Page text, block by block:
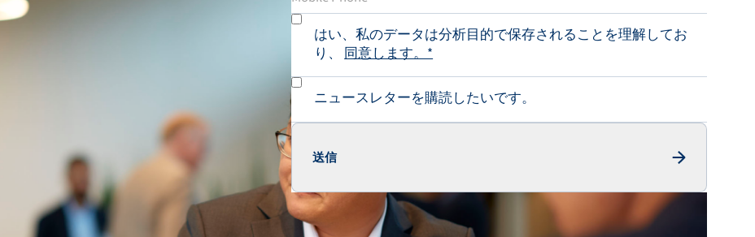
はい、私のデータは分析目的で保存されることを理解してお
り、 同意します。*
ニュースレターを購読したいです。
送信
Send